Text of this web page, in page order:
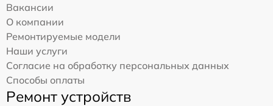
Вакансии
О компании
Ремонтируемые модели
Наши услуги
Согласие на обработку персональных данных
Способы оплаты
Ремонт устройств